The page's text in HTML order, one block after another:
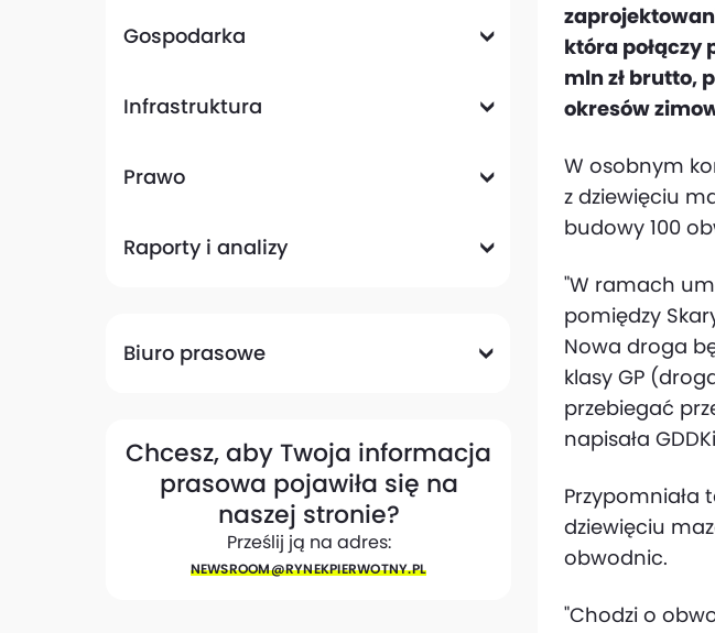
Gospodarka
Infrastruktura
Prawo
Raporty i analizy
Biuro prasowe
Chcesz, aby Twoja informacja
prasowa pojawiła się na
naszej stronie?
Prześlij ją na adres:
NEWSROOM@​RYNEKPIERWOTNY.PL
która połączy
mln zł brutto,
okresów
W osobnym
z dziewięciu
budowy 100
"W ramach
pomiędzy
Nowa droga
klasy GP
przebiegać
napisała
Przypomniała
dziewięciu
obwodnic.
"Chodzi o